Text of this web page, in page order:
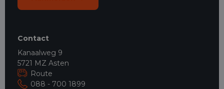
Contact
Kanaalweg 9
5721 MZ Asten
Route
088 - 700 1899